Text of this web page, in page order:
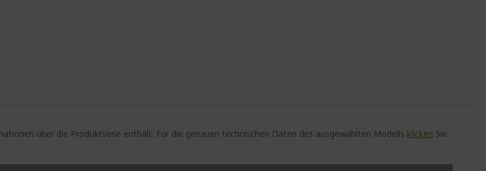
über die Produktserie enthält. Für die genauen technischen Daten des ausgewählten Modells klicken Sie